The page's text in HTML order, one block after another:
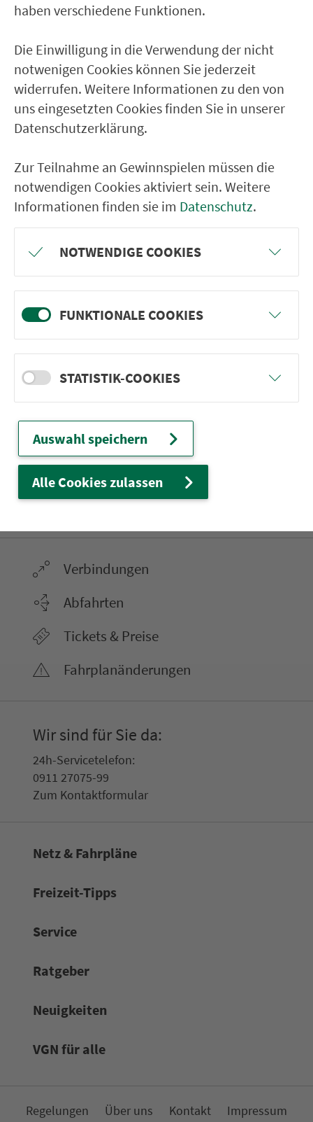
Top-Ver­bin­dungen Nürn­berg
– Alle U-Bahn-Linien mit
den wichtigen Knotenpunkten und Hal­te­stel­len der U1,
U2 und U3.
Tickets
Verbindungen
Linienfahrpläne
Ver­kehrs­ver­bund Groß­raum
Nürn­berg
22.000 Qua­drat­ki­lo­me­ter. 130 Ver­kehrs­un­
Ver­bin­dungen
Abfahrten
Tickets & Preise
Fahr­plan­ände­rungen
Wir sind für Sie da:
24h-Ser­vice­te­le­fon:
0911 27075-99
Zum Kon­taktformular
Netz & Fahrpläne
Frei­zeit-Tipps
Service
Rat­ge­ber
Neuigkeiten
VGN für alle
Re­ge­lungen Über uns Kon­takt Impressum
haben verschiedene Funktionen.
Die Einwilligung in die Verwendung der nicht
notwenigen Cookies können Sie jederzeit
widerrufen. Weitere Informationen zu den von
uns eingesetzten Cookies finden Sie in unserer
Datenschutzerklärung.
Zur Teilnahme an Gewinnspielen müssen die
notwendigen Cookies aktiviert sein. Weitere
Informationen finden sie im Datenschutz.
NOTWENDIGE COOKIES
FUNKTIONALE COOKIES
STATISTIK-COOKIES
Auswahl speichern
Alle Cookies zulassen